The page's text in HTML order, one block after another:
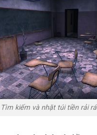
Tìm kiếm và nhặt túi tiền rải